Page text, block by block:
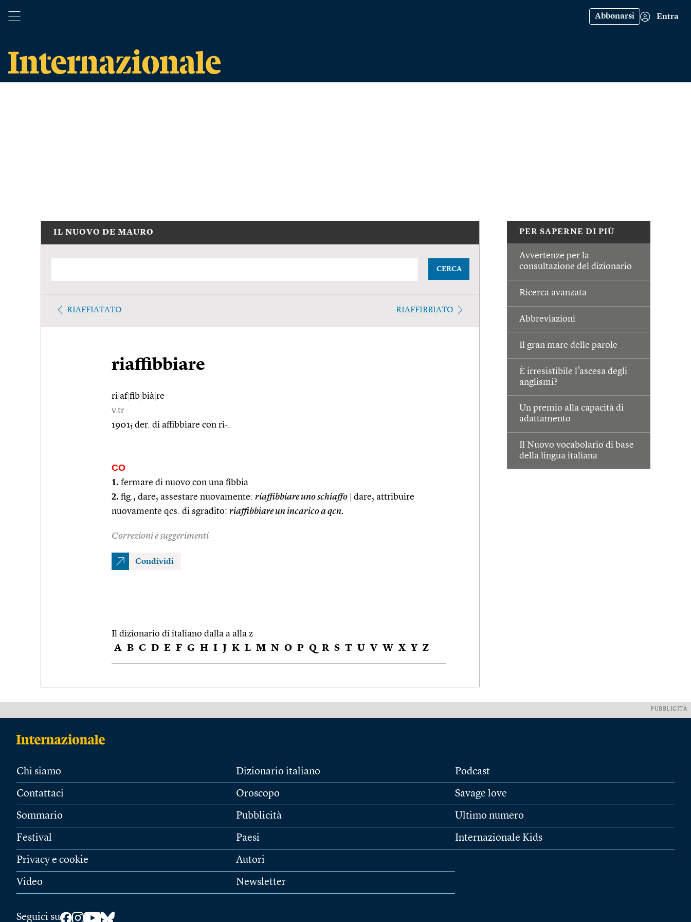
Abbonarsi Entra
PER SAPERNE DI PIÙ
Avvertenze per la
consultazione del dizionario
Ricerca avanzata
Abbreviazioni
Il gran mare delle parole
È irresistibile l’ascesa degli
anglismi?
Un premio alla capacità di
adattamento
Il Nuovo vocabolario di base
della lingua italiana
IL NUOVO DE MAURO
CERCA
RIAFFIATATO RIAFFIBBIATO
riaffibbiare
ri af|fib bià re
v.tr.
1901; der. di affibbiare con ri-.
CO
1. fermare di nuovo con una fibbia
2. fig., dare, assestare nuovamente: riaffibbiare uno schiaffo
dare, attribuire
nuovamente qcs. di sgradito: riaffibbiare un incarico a qcn.
Correzioni e suggerimenti
Condividi
Il dizionario di italiano dalla a alla z
A B C D E F G H I J K L M N O P Q R S T U V W X Y Z
PUBBLICITÀ
Chi siamo
Contattaci
Sommario
Festival
Privacy e cookie
Video
Dizionario italiano
Oroscopo
Pubblicità
Paesi
Autori
Newsletter
Podcast
Savage love
Ultimo numero
Internazionale Kids
Seguici su